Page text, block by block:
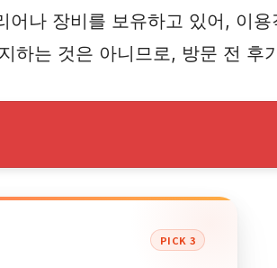
나 장비를 보유하고 있어, 이
하는 것은 아니므로, 방문 전 후
PICK 3